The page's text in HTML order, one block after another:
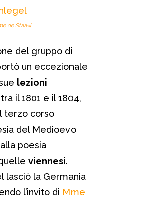
de Staà«l
del gruppo di
un eccezionale
lezioni
il 1801 e il 1804,
terzo corso
del Medioevo
poesia
viennesi.
lasciò la Germania
l’invito di Mme